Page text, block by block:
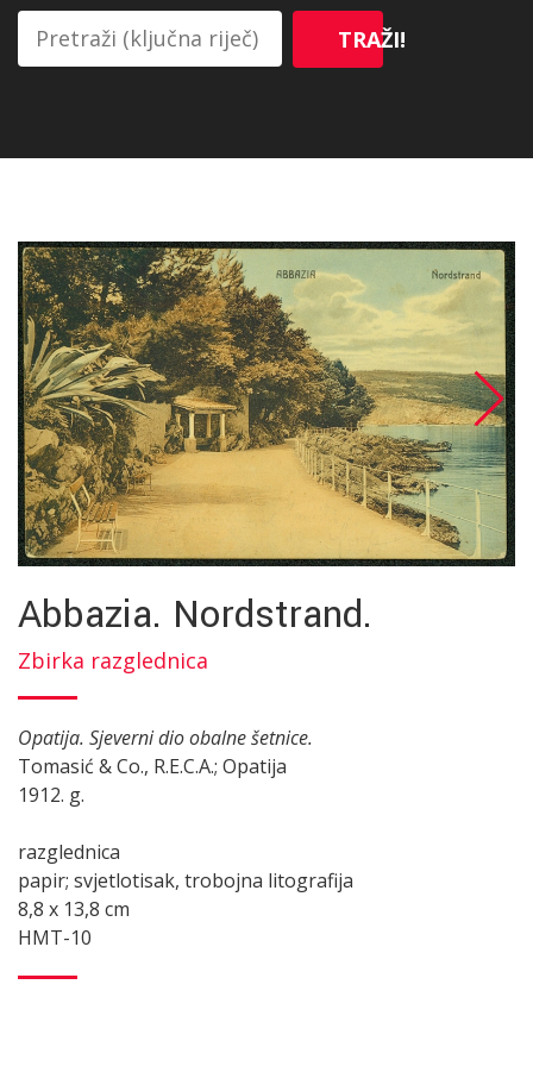
TRAŽI!
Abbazia. Nordstrand.
Zbirka razglednica
Opatija. Sjeverni dio obalne šetnice.
Tomasić & Co., R.E.C.A.; Opatija
1912. g.
razglednica
papir; svjetlotisak, trobojna litografija
8,8 x 13,8 cm
HMT-10